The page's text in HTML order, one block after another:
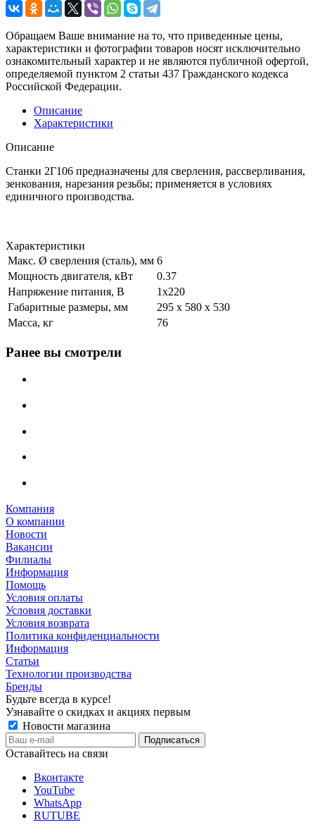
Обращаем Ваше внимание на то, что приведенные цены,
характеристики и фотографии товаров носят исключительно
ознакомительный характер и не являются публичной офертой,
определяемой пунктом 2 статьи 437 Гражданского кодекса
Российской Федерации.
Описание
Характеристики
Описание
Станки 2Г106 предназначены для сверления, рассверливания,
зенкования, нарезания резьбы; применяется в условиях
единичного производства.
Характеристики
Макс. Ø сверления (сталь), мм 6
Мощность двигателя, кВт
0.37
Напряжение питания, В
1x220
Габаритные размеры, мм
295 х 580 х 530
Масса, кг
76
Ранее вы смотрели
Компания
О компании
Новости
Вакансии
Филиалы
Информация
Помощь
Условия оплаты
Условия доставки
Условия возврата
Политика конфиденциальности
Информация
Статьи
Технологии производства
Бренды
Будьте всегда в курсе!
Узнавайте о скидках и акциях первым
Новости магазина
Оставайтесь на связи
Вконтакте
YouTube
WhatsApp
RUTUBE